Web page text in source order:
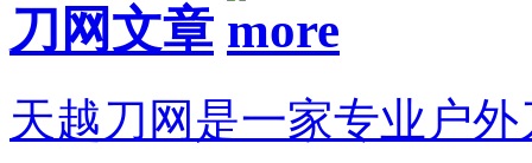
刀网文章
天越刀网是一家专业户